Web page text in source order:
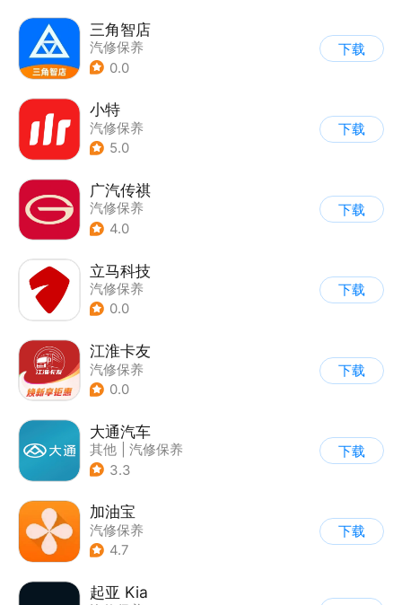
三角智店
汽修保养
0.0
下载
小特
汽修保养
5.0
下载
广汽传祺
汽修保养
4.0
下载
立马科技
汽修保养
0.0
下载
江淮卡友
汽修保养
0.0
下载
大通汽车
其他
汽修保养
3.3
下载
加油宝
汽修保养
4.7
下载
起亚 Kia